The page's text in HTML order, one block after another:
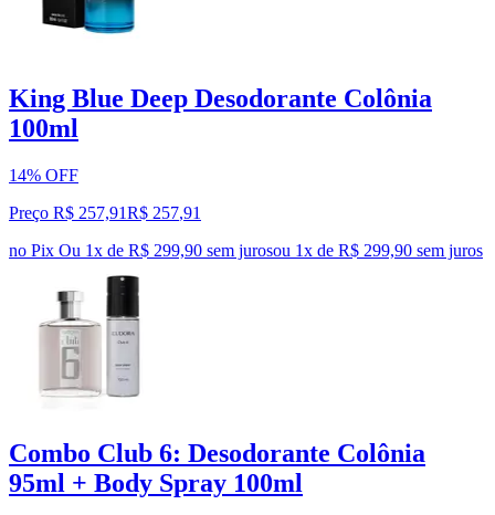
King Blue Deep Desodorante Colônia
100ml
14% OFF
Preço R$ 257,91R$ 257,91
no Pix Ou 1x de R$ 299,90 sem jurosou 1x de R$ 299,90 sem juros
Combo Club 6: Desodorante Colônia
95ml + Body Spray 100ml